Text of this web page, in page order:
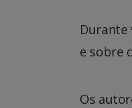
Durante
e sobre
Os